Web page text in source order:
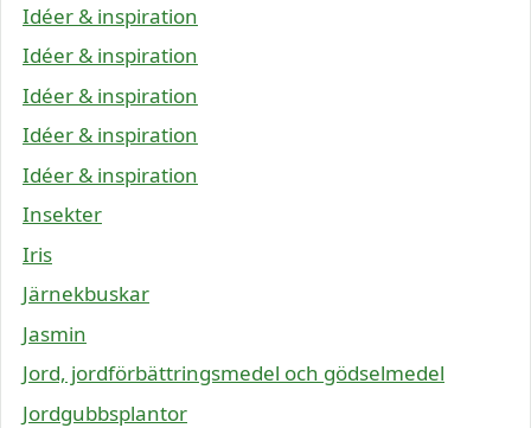
Idéer & inspiration
Idéer & inspiration
Idéer & inspiration
Idéer & inspiration
Idéer & inspiration
Insekter
Iris
Järnekbuskar
Jasmin
Jord, jordförbättringsmedel och gödselmedel
Jordgubbsplantor